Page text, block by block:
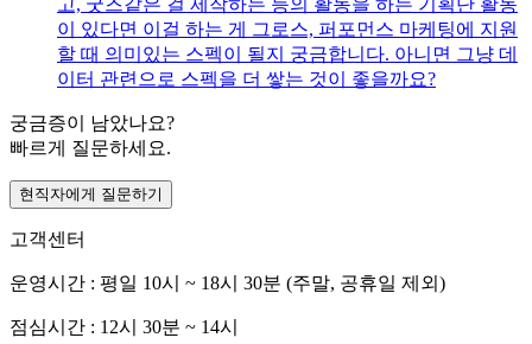
고, 굿즈같은 걸 제작하는 등의 활동을 하는 기획단 활동
이 있다면 이걸 하는 게 그로스, 퍼포먼스 마케팅에 지원
할 때 의미있는 스펙이 될지 궁금합니다. 아니면 그냥 데
이터 관련으로 스펙을 더 쌓는 것이 좋을까요?
궁금증이 남았나요?
빠르게 질문하세요.
현직자에게 질문하기
고객센터
운영시간 : 평일 10시 ~ 18시 30분 (주말, 공휴일 제외)
점심시간 : 12시 30분 ~ 14시